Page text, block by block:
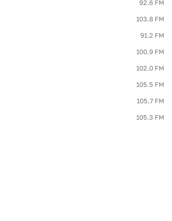
92.6 FM
103.8 FM
91.2 FM
100.9 FM
102.0 FM
105.5 FM
105.7 FM
105.3 FM